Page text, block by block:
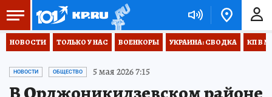
НОВОСТИ ТОЛЬКО У НАС ВОЕНКОРЫ УКРАИНА: СВОДКА КП В
НОВОСТИ ОБЩЕСТВО 5 мая 2026 7:15